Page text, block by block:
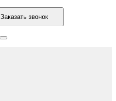
Заказать звонок